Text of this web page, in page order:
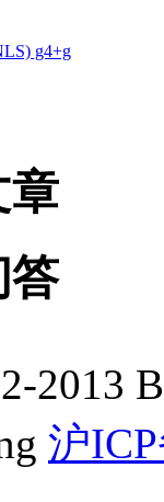
g4+g
章
答
2013
沪